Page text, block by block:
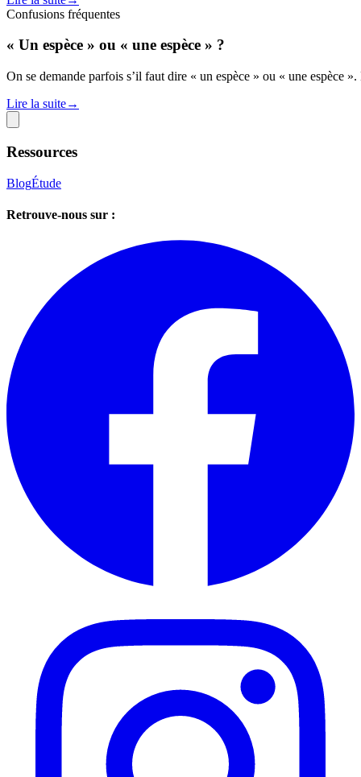
Confusions fréquentes
« Un espèce » ou « une espèce » ?
On se demande parfois s’il faut dire « un espèce » ou « une espèce
Lire la suite→
Ressources
BlogÉtude
Retrouve-nous sur :